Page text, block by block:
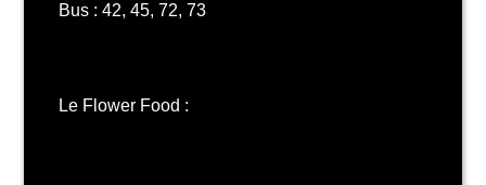
Bus : 42, 45, 72, 73
Le Flower Food :